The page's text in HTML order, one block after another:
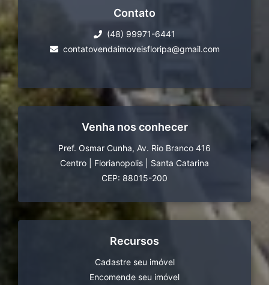
Contato
(48) 99971-6441
contatovendaimoveisfloripa@gmail.com
Venha nos conhecer
Pref. Osmar Cunha, Av. Rio Branco 416
Centro
Florianopolis
Santa Catarina
CEP: 88015-200
Recursos
Cadastre seu imóvel
Encomende seu imóvel